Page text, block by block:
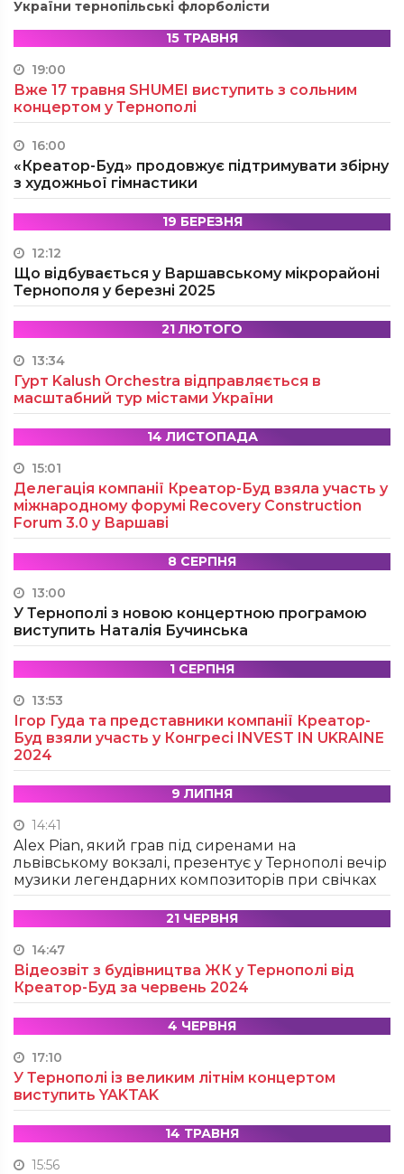
України тернопільські флорболісти
15 ТРАВНЯ
19:00
Вже 17 травня SHUMEI виступить з сольним
концертом у Тернополі
16:00
«Креатор-Буд» продовжує підтримувати збірну
з художньої гімнастики
19 БЕРЕЗНЯ
12:12
Що відбувається у Варшавському мікрорайоні
Тернополя у березні 2025
21 ЛЮТОГО
13:34
Гурт Kalush Orchestra відправляється в
масштабний тур містами України
14 ЛИСТОПАДА
15:01
Делегація компанії Креатор-Буд взяла участь у
міжнародному форумі Recovery Construction
Forum 3.0 у Варшаві
8 СЕРПНЯ
13:00
У Тернополі з новою концертною програмою
виступить Наталія Бучинська
1 СЕРПНЯ
13:53
Ігор Гуда та представники компанії Креатор-
Буд взяли участь у Конгресі INVEST IN UKRAINE
2024
9 ЛИПНЯ
14:41
Alex Pian, який грав під сиренами на
львівському вокзалі, презентує у Тернополі вечір
музики легендарних композиторів при свічках
21 ЧЕРВНЯ
14:47
Відеозвіт з будівництва ЖК у Тернополі від
Креатор-Буд за червень 2024
4 ЧЕРВНЯ
17:10
У Тернополі із великим літнім концертом
виступить YAKTAK
14 ТРАВНЯ
15:56